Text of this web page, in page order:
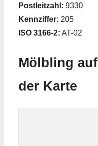
Postleitzahl: 9330
Kennziffer: 205
ISO 3166-2: AT-02
Mölbling auf
der Karte